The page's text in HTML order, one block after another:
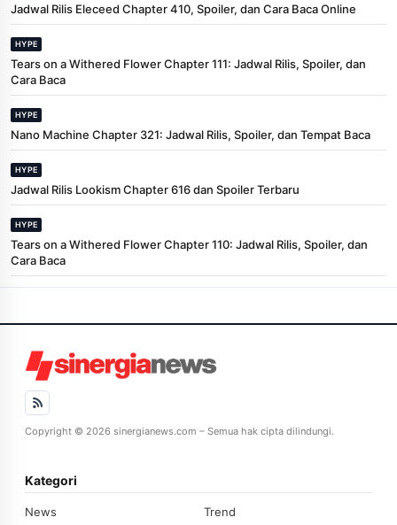
Jadwal Rilis Eleceed Chapter 410, Spoiler, dan Cara Baca Online
HYPE
Tears on a Withered Flower Chapter 111: Jadwal Rilis, Spoiler, dan
Cara Baca
HYPE
Nano Machine Chapter 321: Jadwal Rilis, Spoiler, dan Tempat Baca
HYPE
Jadwal Rilis Lookism Chapter 616 dan Spoiler Terbaru
HYPE
Tears on a Withered Flower Chapter 110: Jadwal Rilis, Spoiler, dan
Cara Baca
Copyright © 2026 sinergianews.com – Semua hak cipta dilindungi.
Kategori
News Trend